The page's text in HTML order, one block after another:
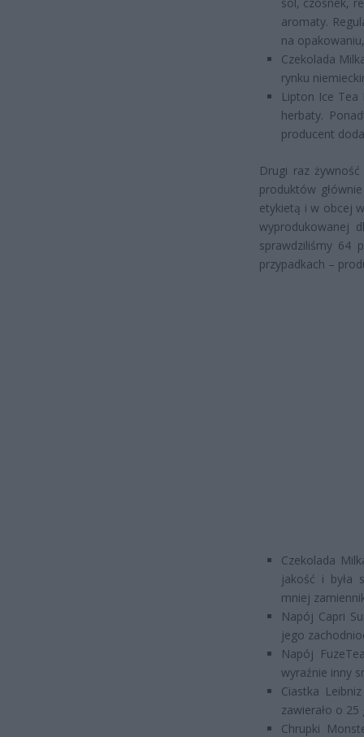
aromaty.
na
Czekolada
rynku
Lipton Ice Tea
herbaty.
producent
Drugi raz
produktów
etykietą i w obcej
wyprodukowanej
sprawdziliśmy 64
przypadkach –
Czekolada
jakość i była
mniej
Napój Capri
jego
Napój
wyraźnie inny
Ciastka
zawierało o
Chrupki